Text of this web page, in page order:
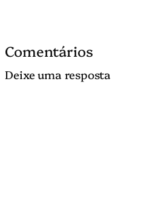
Comentários
Deixe uma resposta